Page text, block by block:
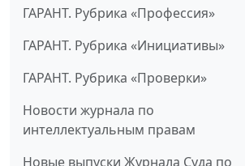
ГАРАНТ. Рубрика «Профессия»
ГАРАНТ. Рубрика «Инициативы»
ГАРАНТ. Рубрика «Проверки»
Новости журнала по
интеллектуальным правам
Новые выпуски Журнала Суда по